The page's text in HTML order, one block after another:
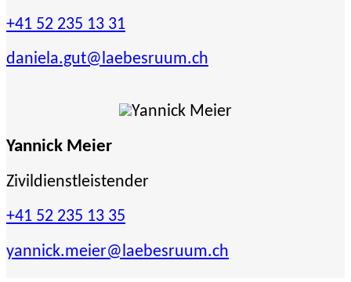
+41 52 235 13 31
daniela.gut@laebesruum.ch
Yannick Meier
Zivildienstleistender
+41 52 235 13 35
yannick.meier@laebesruum.ch